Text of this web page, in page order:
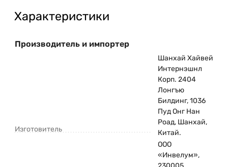
Характеристики
Производитель и импортер
Изготовитель
Шанхай Хайвей
Интернэшнл
Корп. 2404
Лонгъю
Билдинг, 1036
Пуд Онг Нан
Роад, Шанхай,
Китай.
ООО
«Инвелум»,